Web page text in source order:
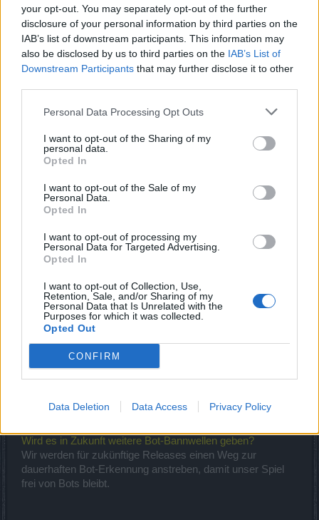
your opt-out. You may separately opt-out of the further
disclosure of your personal information by third parties on the
IAB’s list of downstream participants. This information may
also be disclosed by us to third parties on the IAB’s List of
Downstream Participants that may further disclose it to other
Personal Data Processing Opt Outs
I want to opt-out of the Sharing of my
personal data.
Opted In
I want to opt-out of the Sale of my
Personal Data.
Opted In
I want to opt-out of processing my
Personal Data for Targeted Advertising.
Opted In
I want to opt-out of Collection, Use,
Retention, Sale, and/or Sharing of my
Personal Data that Is Unrelated with the
Purposes for which it was collected.
Opted Out
CONFIRM
Data Deletion Data Access Privacy Policy
Können gesperrte Nutzer Geld zahlen, damit ihre
dauerhafte Sperre aufgehoben wird?
Auf gar keinen Fall!
Werdet Ihr eine Liste mit den gesperrten Nutzern
Listen veröffentlicht werden. Das Entwicklerteam ist sich
Pranger" gestellt werden soll. Zudem geht es hierbei auch
um eine Datenschutz-Frage.
Wie wahrscheinlich ist es, dass nach der Bot-Bannwelle
weiterhin Bot-Nutzer im Spiel sind?
Wir haben unsere Bot-Erkennung verbessert und getestet,
Ihr jedoch, dass es sich bei dieser Situation um eine Art
Katz-und-Maus-Spiel handelt. Womöglich kodieren die Bot-
unsere Bot-Erkennung erneut zu aktualisieren.
Was passiert, wenn ein Spieler vor ein bis zwei Jahren
einen Bot genutzt hat? Wird dieser Spieler ebenfalls
gesperrt?
Wir haben einen bestimmten Zeitrahmen festgelegt, der
unserer Ansicht nach dafür sorgt, dass alle aktiven Bot-
umzukodieren, um unserer Erkennung zu entgehen.
Wird es in Zukunft weitere Bot-Bannwellen geben?
Wir werden für zukünftige Releases einen Weg zur
dauerhaften Bot-Erkennung anstreben, damit unser Spiel
frei von Bots bleibt.